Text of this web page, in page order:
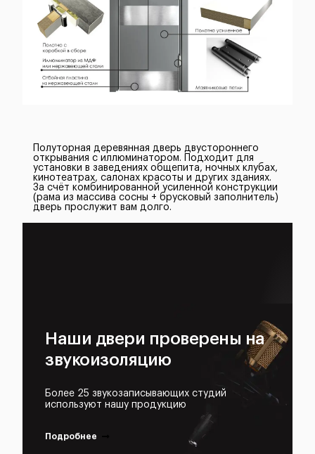
Полуторная деревянная дверь двустороннего
открывания с иллюминатором. Подходит для
установки в заведениях общепита, ночных клубах,
кинотеатрах, салонах красоты и других зданиях.
За счёт комбинированной усиленной конструкции
(рама из массива сосны + брусковый заполнитель)
дверь прослужит вам долго.
Наши двери проверены на
звукоизоляцию
Более 25 звукозаписывающих студий
используют нашу продукцию
Подробнее